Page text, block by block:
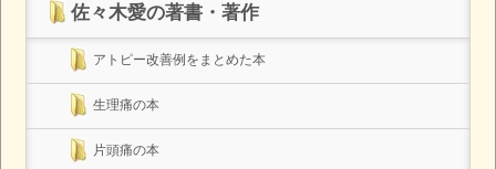
佐々木愛の著書・著作
アトピー改善例をまとめた本
生理痛の本
片頭痛の本